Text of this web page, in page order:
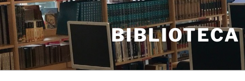
Saltar
para
conteúdo